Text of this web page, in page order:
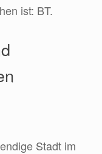
ist: BT.
Stadt im